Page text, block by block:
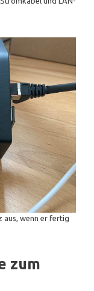
aus, wenn er fertig
zum